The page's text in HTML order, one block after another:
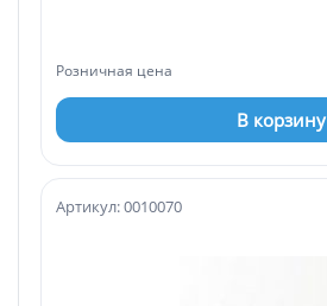
Розничная цена
В корзину
Артикул: 0010070